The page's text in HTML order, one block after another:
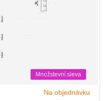
Množstevní sleva
Na objednávku